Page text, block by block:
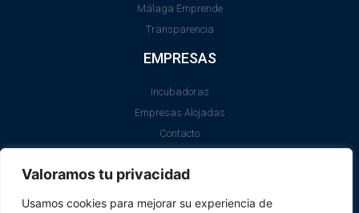
Valoramos tu privacidad
Usamos cookies para mejorar su experiencia de
Málaga Emprende
Transparencia
EMPRESAS
Incubadoras
Empresas Alojadas
Contacto
Aviso Legal